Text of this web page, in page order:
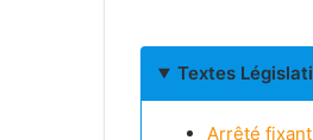
Textes
Arrêté